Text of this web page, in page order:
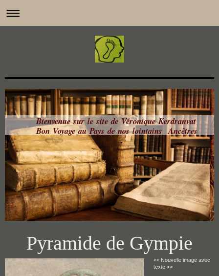
Bienvenue sur le site de Véronique Kerdranvat
Bon Voyage au Pays de nos lointains Ancêtres
Pyramide de Gympie
<< Nouvelle image avec
texte >>